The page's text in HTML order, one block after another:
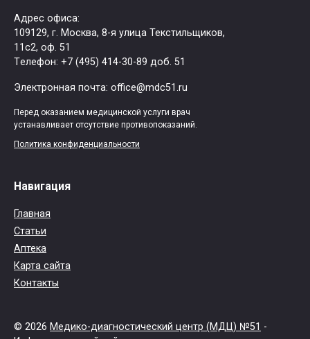
Адрес офиса:
109129, г. Москва, ​8-я улица Текстильщиков,
11с2, оф. 51
Tелефон: +7 (495) 414-30-89 доб. 51
Электронная почта: office@mdc51.ru
Перед оказанием медицинской услуги врач
устанавливает отсутствие противопоказаний.
Политика конфиденциальности
Навигация
Главная
Статьи
Аптека
Карта сайта
Контакты
© 2026 Медико-диагностический центр (МДЦ) №51 -